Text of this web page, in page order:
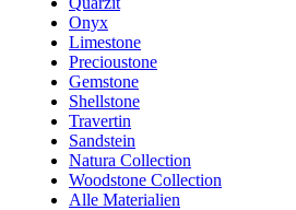
Onyx
Limestone
Precioustone
Gemstone
Shellstone
Travertin
Sandstein
Natura Collection
Woodstone Collection
Alle Materialien